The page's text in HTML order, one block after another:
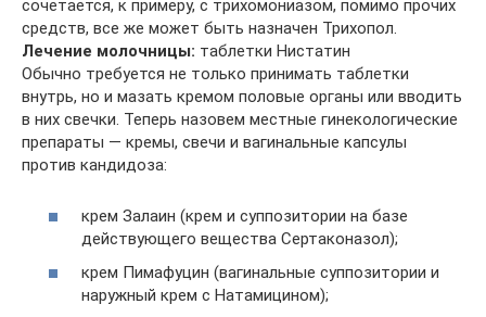
сочетается, к примеру, с трихомониазом, помимо прочих
средств, все же может быть назначен Трихопол.
Лечение молочницы: таблетки Нистатин
Обычно требуется не только принимать таблетки
внутрь, но и мазать кремом половые органы или вводить
в них свечки. Теперь назовем местные гинекологические
препараты — кремы, свечи и вагинальные капсулы
против кандидоза:
крем Залаин (крем и суппозитории на базе
действующего вещества Сертаконазол);
крем Пимафуцин (вагинальные суппозитории и
наружный крем с Натамицином);